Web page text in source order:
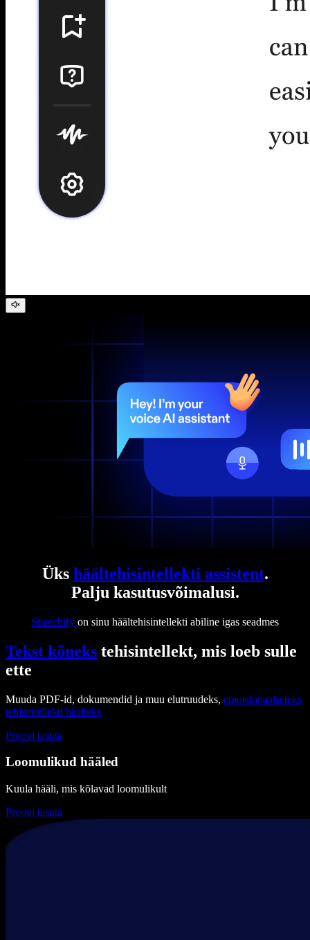
Üks häältehisintellekti assistent.
Palju kasutusvõimalusi.
Speechify on sinu häältehisintellekti abiline igas seadmes
Tekst kõneks tehisintellekt, mis loeb sulle
ette
Muuda PDF-id, dokumendid ja muu elutruudeks, emotsionaalseteks
tehisintellekti häälteks
Proovi tasuta
Loomulikud hääled
Kuula hääli, mis kõlavad loomulikult
Proovi tasuta